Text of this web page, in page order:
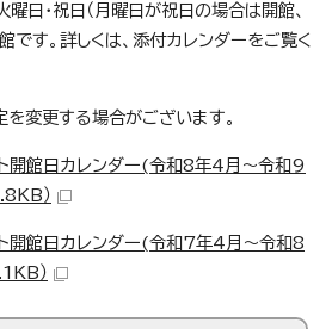
日・祝日（月曜日が祝日の場合は開館、
です。詳しくは、添付カレンダーをご覧く
を変更する場合がございます。
開館日カレンダー(令和8年4月～令和9
）
開館日カレンダー(令和7年4月～令和8
）